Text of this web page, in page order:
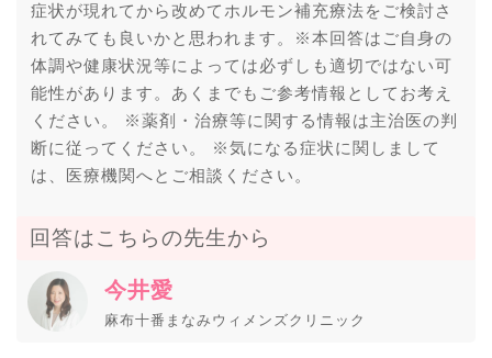
症状が現れてから改めてホルモン補充療法をご検討さ
れてみても良いかと思われます。※本回答はご自身の
体調や健康状況等によっては必ずしも適切ではない可
能性があります。あくまでもご参考情報としてお考え
ください。 ※薬剤・治療等に関する情報は主治医の判
断に従ってください。 ※気になる症状に関しまして
は、医療機関へとご相談ください。
回答はこちらの先生から
今井愛
麻布十番まなみウィメンズクリニック